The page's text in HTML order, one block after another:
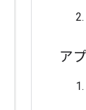
ア